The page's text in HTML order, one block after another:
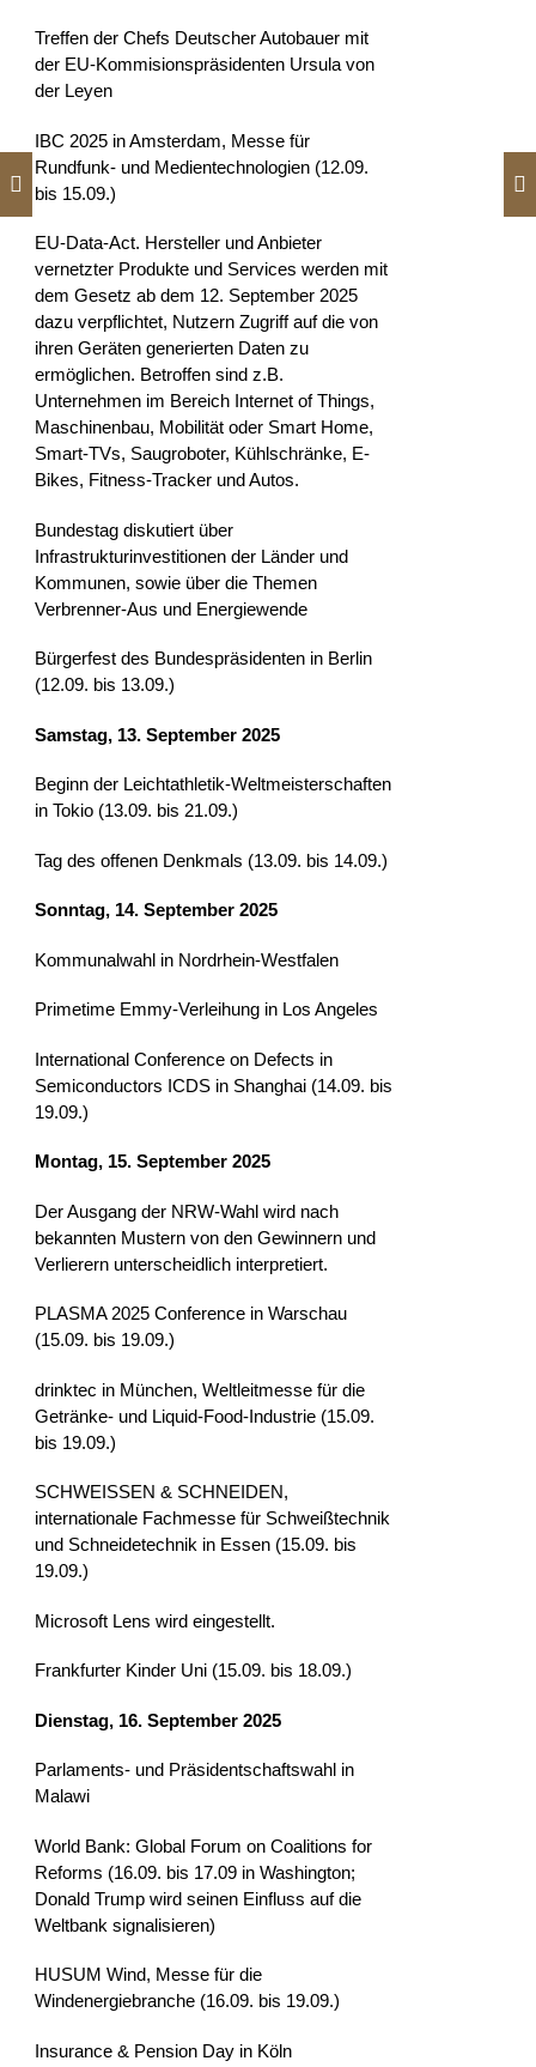
Treffen der Chefs Deutscher Autobauer mit
der EU-Kommisionspräsidenten Ursula von
der Leyen
IBC 2025 in Amsterdam, Messe für
Rundfunk- und Medientechnologien (12.09.
bis 15.09.)
EU-Data-Act. Hersteller und Anbieter
vernetzter Produkte und Services werden mit
dem Gesetz ab dem 12. September 2025
dazu verpflichtet, Nutzern Zugriff auf die von
ihren Geräten generierten Daten zu
ermöglichen. Betroffen sind z.B.
Unternehmen im Bereich Internet of Things,
Maschinenbau, Mobilität oder Smart Home,
Smart-TVs, Saugroboter, Kühlschränke, E-
Bikes, Fitness-Tracker und Autos.
Bundestag diskutiert über
Infrastrukturinvestitionen der Länder und
Kommunen, sowie über die Themen
Verbrenner-Aus und Energiewende
Bürgerfest des Bundespräsidenten in Berlin
(12.09. bis 13.09.)
Samstag, 13. September 2025
Beginn der Leichtathletik-Weltmeisterschaften
in Tokio (13.09. bis 21.09.)
Tag des offenen Denkmals (13.09. bis 14.09.)
Sonntag, 14. September 2025
Kommunalwahl in Nordrhein-Westfalen
Primetime Emmy-Verleihung in Los Angeles
International Conference on Defects in
Semiconductors ICDS in Shanghai (14.09. bis
19.09.)
Montag, 15. September 2025
Der Ausgang der NRW-Wahl wird nach
bekannten Mustern von den Gewinnern und
Verlierern unterscheidlich interpretiert.
PLASMA 2025 Conference in Warschau
(15.09. bis 19.09.)
drinktec in München, Weltleitmesse für die
Getränke- und Liquid-Food-Industrie (15.09.
bis 19.09.)
SCHWEISSEN & SCHNEIDEN,
internationale Fachmesse für Schweißtechnik
und Schneidetechnik in Essen (15.09. bis
19.09.)
Microsoft Lens wird eingestellt.
Frankfurter Kinder Uni (15.09. bis 18.09.)
Dienstag, 16. September 2025
Parlaments- und Präsidentschaftswahl in
Malawi
World Bank: Global Forum on Coalitions for
Reforms (16.09. bis 17.09 in Washington;
Donald Trump wird seinen Einfluss auf die
Weltbank signalisieren)
HUSUM Wind, Messe für die
Windenergiebranche (16.09. bis 19.09.)
Insurance & Pension Day in Köln